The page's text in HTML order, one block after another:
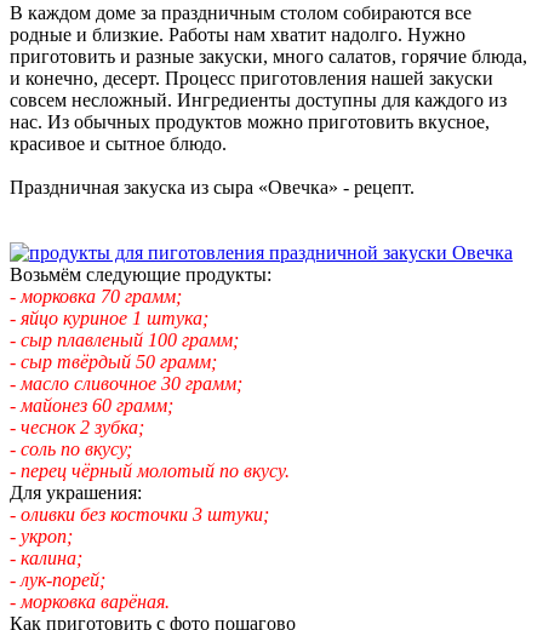
В каждом доме за праздничным столом собираются все
родные и близкие. Работы нам хватит надолго. Нужно
приготовить и разные закуски, много салатов, горячие блюда,
и конечно, десерт. Процесс приготовления нашей закуски
совсем несложный. Ингредиенты доступны для каждого из
нас. Из обычных продуктов можно приготовить вкусное,
красивое и сытное блюдо.
Праздничная закуска из сыра «Овечка» - рецепт.
Возьмём следующие продукты:
- морковка 70 грамм;
- яйцо куриное 1 штука;
- сыр плавленый 100 грамм;
- сыр твёрдый 50 грамм;
- масло сливочное 30 грамм;
- майонез 60 грамм;
- чеснок 2 зубка;
- соль по вкусу;
- перец чёрный молотый по вкусу.
Для украшения:
- оливки без косточки 3 штуки;
- укроп;
- калина;
- лук-порей;
- морковка варёная.
Как приготовить с фото пошагово